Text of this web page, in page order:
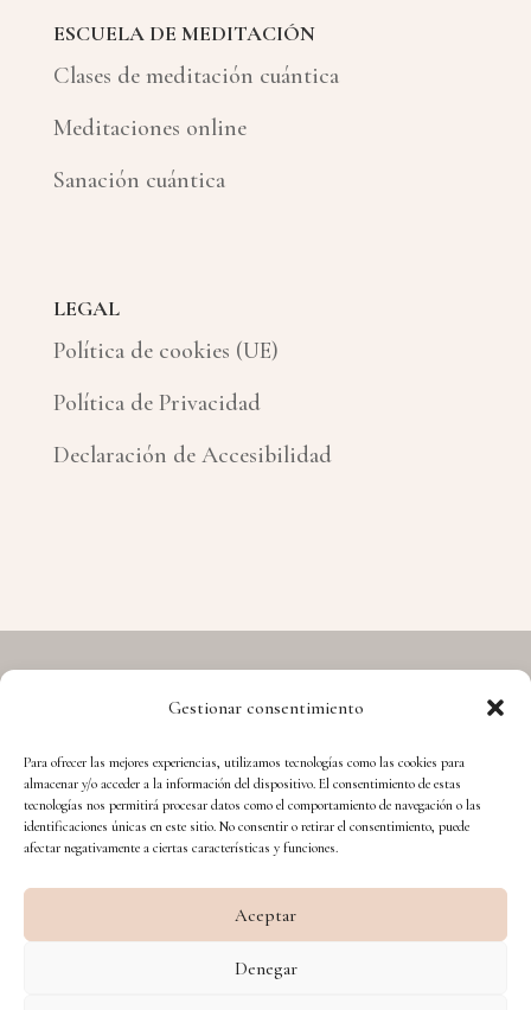
Gestionar consentimiento
Para ofrecer las mejores experiencias, utilizamos tecnologías como las cookies para
almacenar y/o acceder a la información del dispositivo. El consentimiento de estas
tecnologías nos permitirá procesar datos como el comportamiento de navegación o las
identificaciones únicas en este sitio. No consentir o retirar el consentimiento, puede
afectar negativamente a ciertas características y funciones.
Aceptar
Denegar
ESCUELA DE MEDITACIÓN
Clases de meditación cuántica
Meditaciones online
Sanación cuántica
LEGAL
Política de cookies (UE)
Política de Privacidad
Declaración de Accesibilidad
Financiado por la Unión Europea – NextGenerationEU